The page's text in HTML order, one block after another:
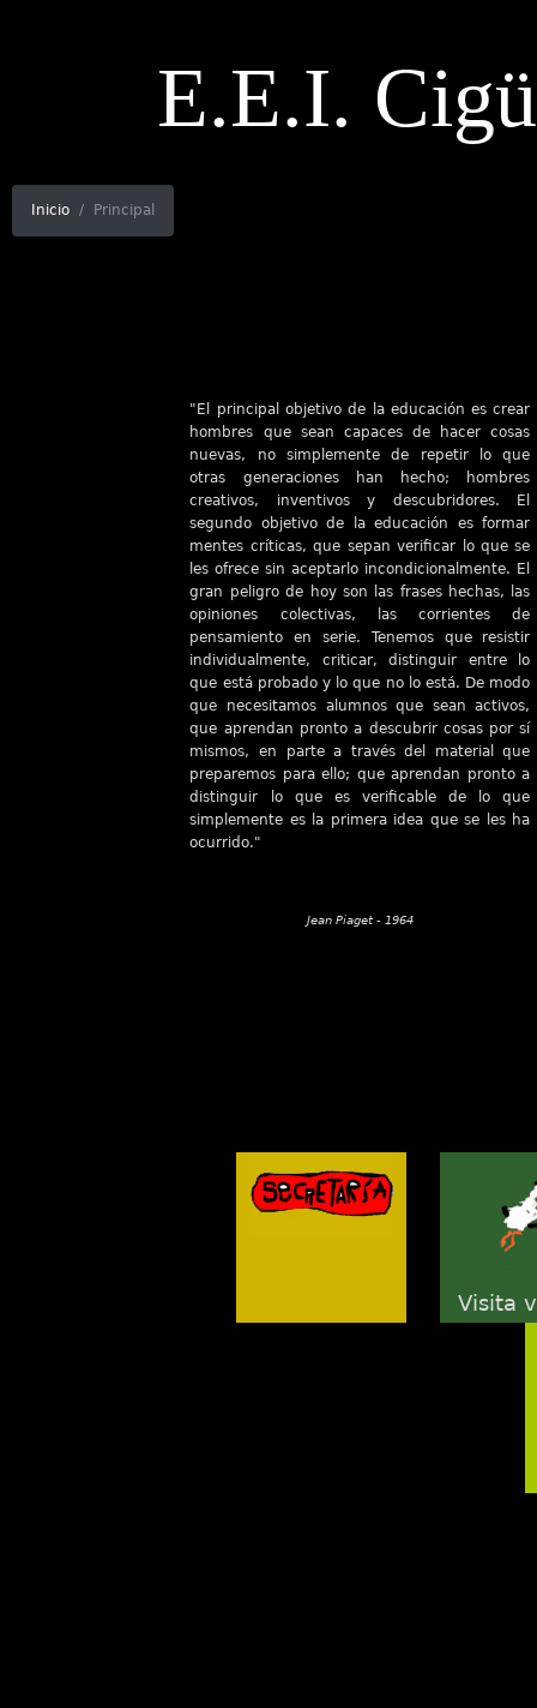
E.E.I.
Inicio Principal
"El principal objetivo de la educación es crear
hombres que sean capaces de hacer cosas
nuevas, no simplemente de repetir lo que
otras generaciones han hecho; hombres
creativos, inventivos y descubridores. El
segundo objetivo de la educación es formar
mentes críticas, que sepan verificar lo que se
les ofrece sin aceptarlo incondicionalmente. El
gran peligro de hoy son las frases hechas, las
opiniones colectivas, las corrientes de
pensamiento en serie. Tenemos que resistir
individualmente, criticar, distinguir entre lo
que está probado y lo que no lo está. De modo
que necesitamos alumnos que sean activos,
que aprendan pronto a descubrir cosas por sí
mismos, en parte a través del material que
preparemos para ello; que aprendan pronto a
distinguir lo que es verificable de lo que
simplemente es la primera idea que se les ha
ocurrido."
Jean Piaget - 1964
Visita